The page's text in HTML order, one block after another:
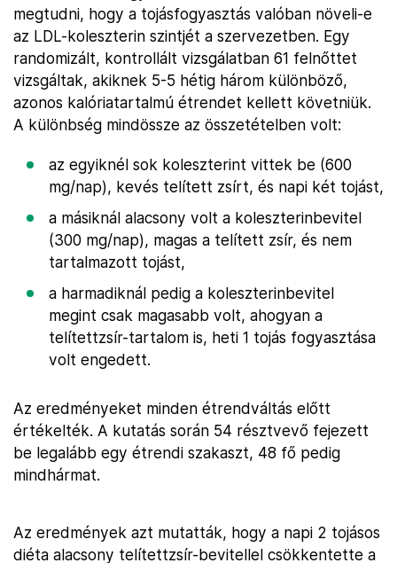
megtudni, hogy a tojásfogyasztás valóban növeli-e
az LDL-koleszterin szintjét a szervezetben. Egy
randomizált, kontrollált vizsgálatban 61 felnőttet
vizsgáltak, akiknek 5-5 hétig három különböző,
azonos kalóriatartalmú étrendet kellett követniük.
A különbség mindössze az összetételben volt:
az egyiknél sok koleszterint vittek be (600
mg/nap), kevés telített zsírt, és napi két tojást,
a másiknál alacsony volt a koleszterinbevitel
(300 mg/nap), magas a telített zsír, és nem
tartalmazott tojást,
a harmadiknál pedig a koleszterinbevitel
megint csak magasabb volt, ahogyan a
telítettzsír-tartalom is, heti 1 tojás fogyasztása
volt engedett.
Az eredményeket minden étrendváltás előtt
értékelték. A kutatás során 54 résztvevő fejezett
be legalább egy étrendi szakaszt, 48 fő pedig
mindhármat.
Az eredmények azt mutatták, hogy a napi 2 tojásos
diéta alacsony telítettzsír-bevitellel csökkentette a